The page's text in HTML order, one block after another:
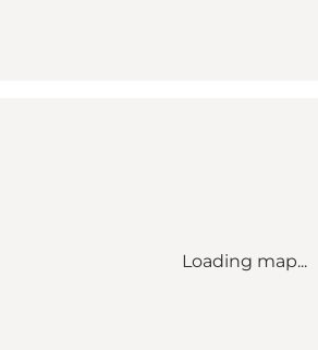
Loading map...